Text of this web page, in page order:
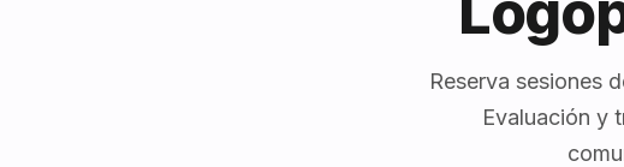
Reserva sesiones
Evaluación y